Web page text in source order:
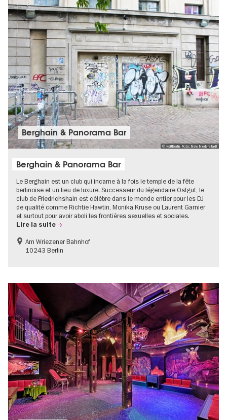
© visitBerlin, Foto: Nele Niederstadt
Berghain & Panorama Bar
Berghain & Panorama Bar
Le Berghain est un club qui incarne à la fois le temple de la fête
berlinoise et un lieu de luxure. Successeur du légendaire Ostgut, le
club de Friedrichshain est célèbre dans le monde entier pour les DJ
de qualité comme Richtie Hawtin, Monika Kruse ou Laurent Garnier
et surtout pour avoir aboli les frontières sexuelles et sociales.
Lire la suite
Am Wriezener Bahnhof
10243 Berlin